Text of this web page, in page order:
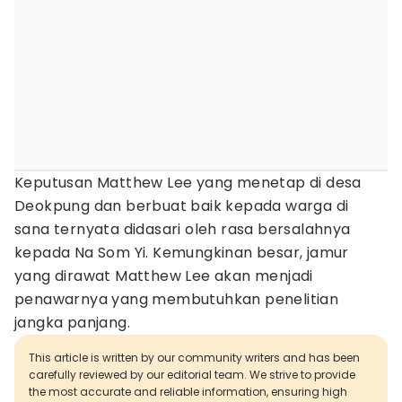
Keputusan Matthew Lee yang menetap di desa
Deokpung dan berbuat baik kepada warga di
sana ternyata didasari oleh rasa bersalahnya
kepada Na Som Yi. Kemungkinan besar, jamur
yang dirawat Matthew Lee akan menjadi
penawarnya yang membutuhkan penelitian
jangka panjang.
This article is written by our community writers and has been
carefully reviewed by our editorial team. We strive to provide
the most accurate and reliable information, ensuring high